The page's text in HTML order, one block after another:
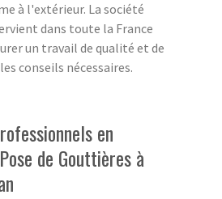
à l'extérieur. La société
dans toute la France
un travail de qualité et de
conseils nécessaires.
en
de Gouttières à